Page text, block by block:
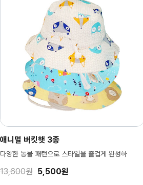
애니멀 버킷햇 3종
다양한 동물 패턴으로 스타일을 즐겁게 완성하
13,600원 5,500원